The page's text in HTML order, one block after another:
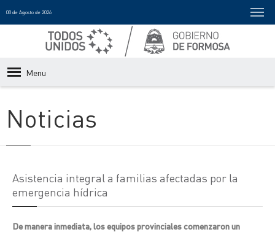
08 de Agosto de 2026
Menu
Noticias
Asistencia integral a familias afectadas por la
emergencia hídrica
De manera inmediata, los equipos provinciales comenzaron un